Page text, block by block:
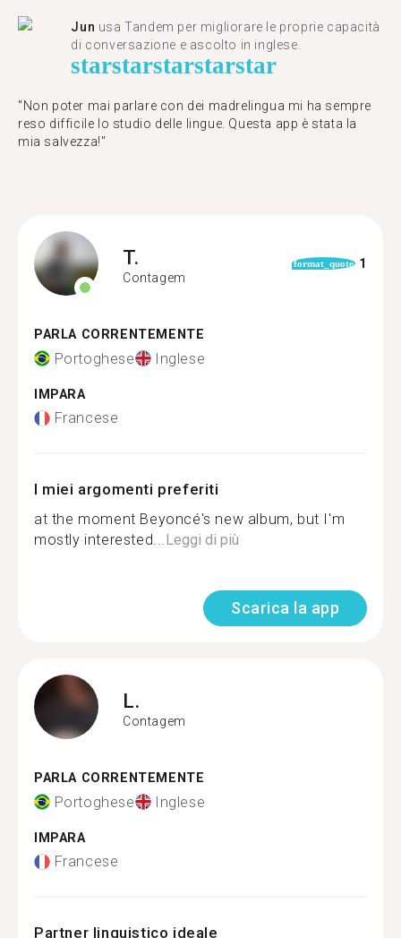
Jun usa Tandem per migliorare le proprie capacità
di conversazione e ascolto in inglese.
starstarstarstarstar
"Non poter mai parlare con dei madrelingua mi ha sempre
reso difficile lo studio delle lingue. Questa app è stata la
mia salvezza!"
T.
Contagem
format_quote 1
PARLA CORRENTEMENTE
Portoghese Inglese
IMPARA
Francese
I miei argomenti preferiti
at the moment Beyoncé's new album, but I'm
mostly interested...Leggi di più
Scarica la app
L.
Contagem
PARLA CORRENTEMENTE
Portoghese Inglese
IMPARA
Francese
Partner linguistico ideale